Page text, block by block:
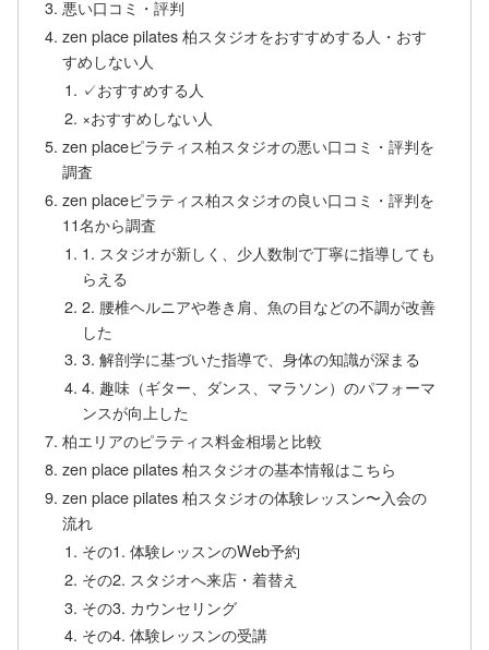
悪い口コミ・評判
zen place pilates 柏スタジオをおすすめする人・おす
すめしない人
✓おすすめする人
×おすすめしない人
zen placeピラティス柏スタジオの悪い口コミ・評判を
調査
zen placeピラティス柏スタジオの良い口コミ・評判を
11名から調査
1. スタジオが新しく、少人数制で丁寧に指導しても
らえる
2. 腰椎ヘルニアや巻き肩、魚の目などの不調が改善
した
3. 解剖学に基づいた指導で、身体の知識が深まる
4. 趣味（ギター、ダンス、マラソン）のパフォーマ
ンスが向上した
柏エリアのピラティス料金相場と比較
zen place pilates 柏スタジオの基本情報はこちら
zen place pilates 柏スタジオの体験レッスン〜入会の
流れ
その1. 体験レッスンのWeb予約
その2. スタジオへ来店・着替え
その3. カウンセリング
その4. 体験レッスンの受講